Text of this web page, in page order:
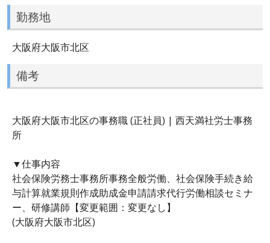
勤務地
大阪府大阪市北区
備考
大阪府大阪市北区の事務職 (正社員) | 西天満社労士事務
所
▼仕事内容
社会保険労務士事務所事務全般労働、社会保険手続き給
与計算就業規則作成助成金申請請求代行労働相談セミナ
ー、研修講師【変更範囲：変更なし】
(大阪府大阪市北区)